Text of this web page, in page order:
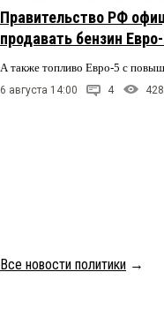
Правительство РФ
продавать бензин
А также топливо Евро-5 с
6 августа 14:00 4 428
Все новости политики →